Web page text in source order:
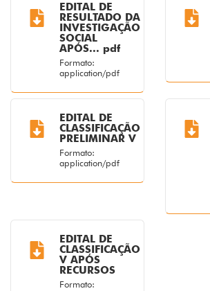
EDITAL DE
RESULTADO DA
INVESTIGAÇÃO
SOCIAL
APÓS... pdf
Formato:
application/pdf
EDITAL DE
CLASSIFICAÇÃO
PRELIMINAR V
Formato:
application/pdf
EDITAL DE
CLASSIFICAÇÃO
V APÓS
RECURSOS
Formato: